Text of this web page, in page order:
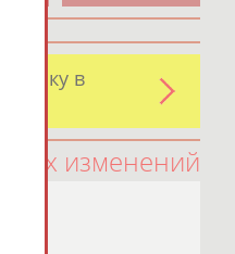
в
изменений